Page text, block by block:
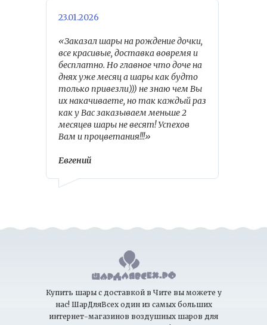
23.01.2026
«Заказал шары на рождение дочки,
все красивые, доставка вовремя и
бесплатно. Но главное что доче на
днях уже месяц а шары как будто
только привезли))) не знаю чем Вы
их накачиваете, но так каждый раз
как у Вас заказываем меньше 2
месяцев шары не весят! Успехов
Вам и процветания!!!»
Евгений
Купить шары с доставкой в Чите вы можете у
нас! ШарДляВсех один из самых больших
интернет-магазинов воздушных шаров для